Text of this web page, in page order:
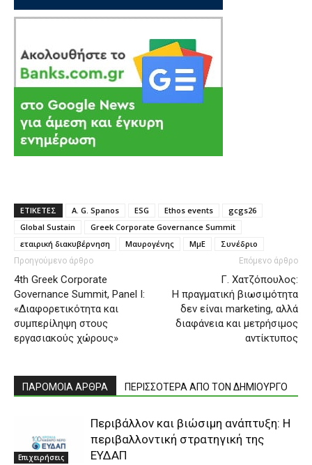
ΕΤΙΚΕΤΕΣ A. G. Spanos ESG Ethos events
gcgs26
Global Sustain
Greek Corporate Governance Summit
εταιρική διακυβέρνηση
Μαυρογένης ΜμΕ Συνέδριο
Προηγούμενο άρθρο
4th Greek Corporate
Governance Summit, Panel Ι:
«Διαφορετικότητα και
συμπερίληψη στους
εργασιακούς χώρους»
Επόμενο άρθρο
Γ. Χατζόπουλος:
Η πραγματική βιωσιμότητα
δεν είναι marketing, αλλά
διαφάνεια και μετρήσιμος
αντίκτυπος
ΠΑΡΟΜΟΙΑ ΑΡΘΡΑ ΠΕΡΙΣΣΟΤΕΡΑ ΑΠΟ ΤΟΝ ΔΗΜΙΟΥΡΓΟ
Επιχειρήσεις
Περιβάλλον και βιώσιμη ανάπτυξη: Η
περιβαλλοντική στρατηγική της
ΕΥΔΑΠ